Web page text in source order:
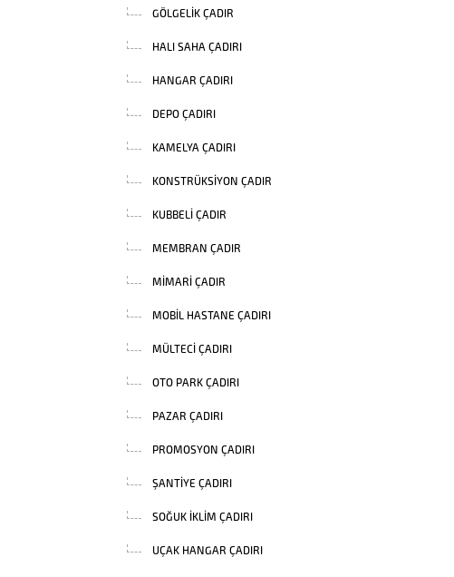
GÖLGELIK ÇADIR
HALI SAHA ÇADIRI
HANGAR ÇADIRI
DEPO ÇADIRI
KAMELYA ÇADIRI
KONSTRÜKSIYON ÇADIR
KUBBELI ÇADIR
MEMBRAN ÇADIR
MIMARI ÇADIR
MOBIL HASTANE ÇADIRI
MÜLTECI ÇADIRI
OTO PARK ÇADIRI
PAZAR ÇADIRI
PROMOSYON ÇADIRI
ŞANTIYE ÇADIRI
SOĞUK İKLIM ÇADIRI
UÇAK HANGAR ÇADIRI